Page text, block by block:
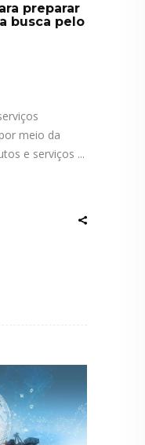
preparar
busca pelo
meio da
e serviços